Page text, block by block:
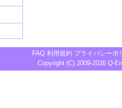
FAQ 利用規約 プライバシーポ
Copyright (C) 2009-2026 Q-